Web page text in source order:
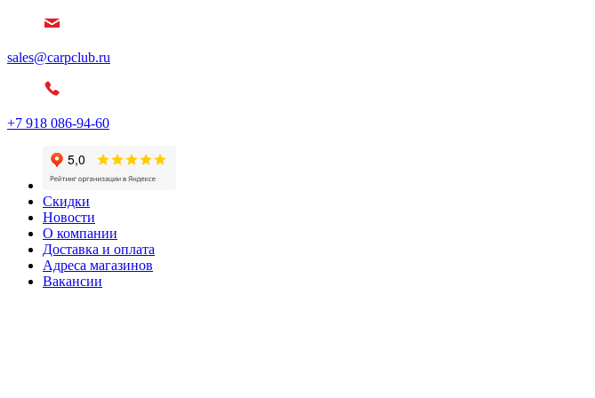
sales@carpclub.ru
+7 918 086-94-60
Скидки
Новости
О компании
Доставка и оплата
Адреса магазинов
Вакансии